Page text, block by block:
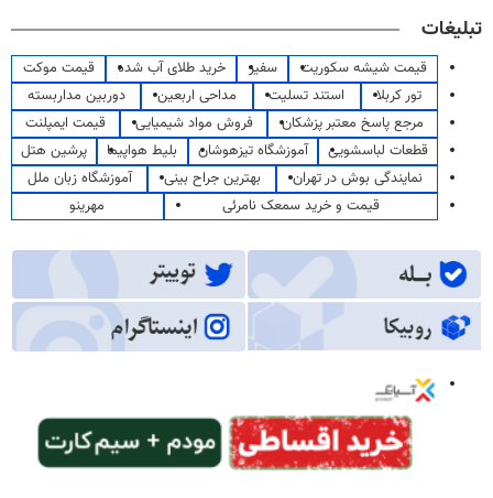
تبلیغات
قیمت شیشه سکوریت سفیر خرید طلای آب شده
قیمت موکت
تور کربلا
استند تسلیت مداحی اربعین
دوربین مداربسته
مرجع پاسخ معتبر پزشکان
فروش مواد شیمیایی
قیمت ایمپلنت
قطعات لباسشویی
آموزشگاه تیزهوشان بلیط هواپیما
پرشین هتل
نمایندگی بوش در تهران
بهترین جراح بینی
آموزشگاه زبان ملل
قیمت و خرید سمعک نامرئی
مهرینو